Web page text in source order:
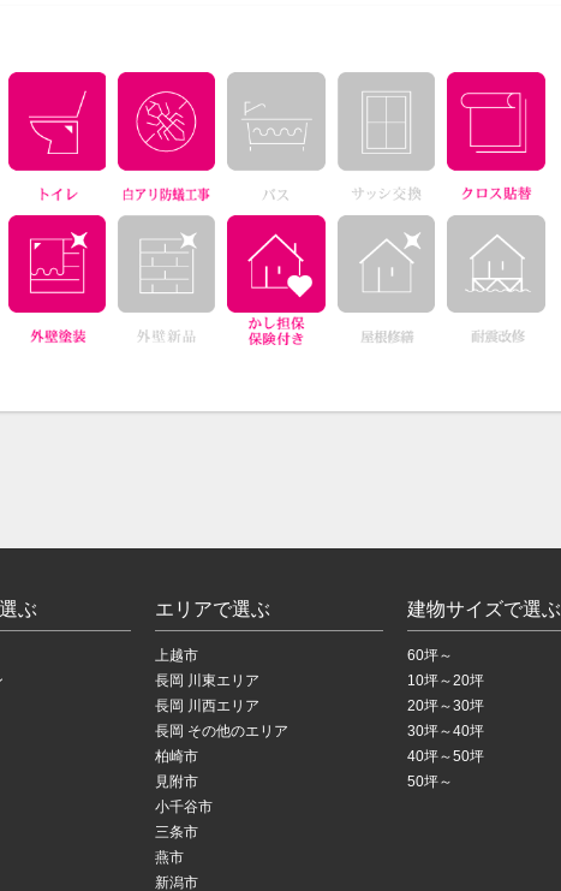
ぶ エリアで選ぶ
上越市
長岡 川東エリア
長岡 川西エリア
長岡 その他のエリア
柏崎市
見附市
小千谷市
三条市
燕市
新潟市
建物サイズで選ぶ
60坪～
10坪～20坪
20坪～30坪
30坪～40坪
40坪～50坪
50坪～